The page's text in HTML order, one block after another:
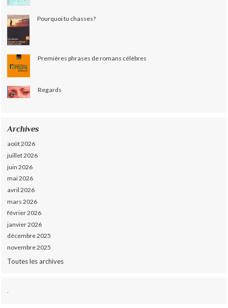
Pourquoi tu chasses?
Premières phrases de romans célèbres
Regards
Archives
août 2026
juillet 2026
juin 2026
mai 2026
avril 2026
mars 2026
février 2026
janvier 2026
décembre 2025
novembre 2025
Toutes les archives